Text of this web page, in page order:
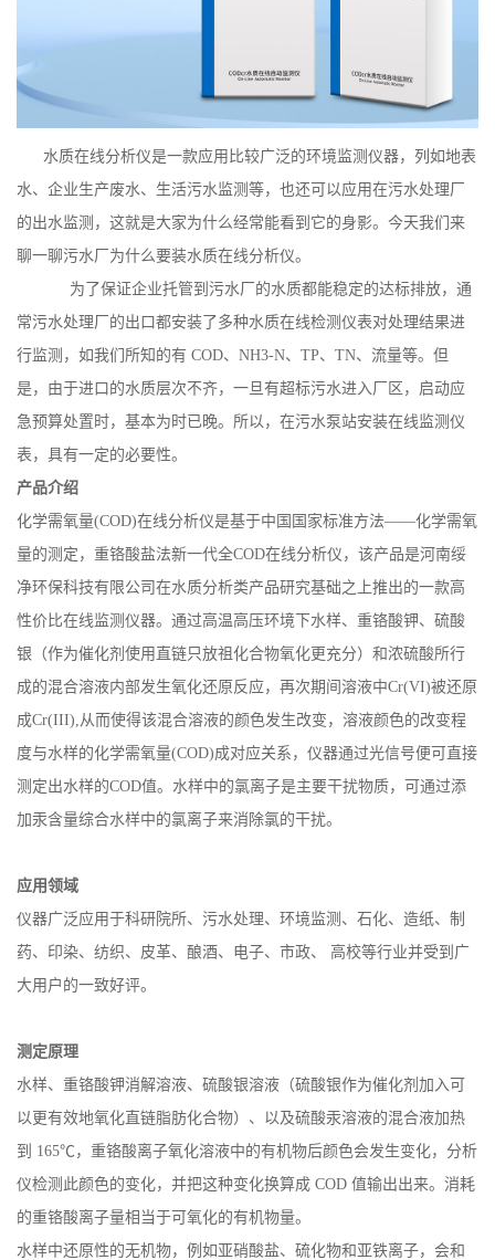
水质在线分析仪是一款应用比较广泛的环境监测仪器，列如地表
水、企业生产废水、生活污水监测等，也还可以应用在污水处理厂
的出水监测，这就是大家为什么经常能看到它的身影。今天我们来
聊一聊污水厂为什么要装水质在线分析仪。
为了保证企业托管到污水厂的水质都能稳定的达标排放，通
常污水处理厂的出口都安装了多种水质在线检测仪表对处理结果进
行监测，如我们所知的有 COD、NH3-N、TP、TN、流量等。但
是，由于进口的水质层次不齐，一旦有超标污水进入厂区，启动应
急预算处置时，基本为时已晚。所以，在污水泵站安装在线监测仪
表，具有一定的必要性。
产品介绍
化学需氧量(COD)在线分析仪是基于中国国家标准方法——化学需氧
量的测定，重铬酸盐法新一代全COD在线分析仪，该产品是河南绥
净环保科技有限公司在水质分析类产品研究基础之上推出的一款高
性价比在线监测仪器。通过高温高压环境下水样、重铬酸钾、硫酸
银（作为催化剂使用直链只放祖化合物氧化更充分）和浓硫酸所行
成的混合溶液内部发生氧化还原反应，再次期间溶液中Cr(VI)被还原
成Cr(III),从而使得该混合溶液的颜色发生改变，溶液颜色的改变程
度与水样的化学需氧量(COD)成对应关系，仪器通过光信号便可直接
测定出水样的COD值。水样中的氯离子是主要干扰物质，可通过添
加汞含量综合水样中的氯离子来消除氯的干扰。
应用领域
仪器广泛应用于科研院所、污水处理、环境监测、石化、造纸、制
药、印染、纺织、皮革、酿酒、电子、市政、
高校等行业并受到广
大用户的一致好评。
测定原理
水样、重铬酸钾消解溶液、硫酸银溶液（硫酸银作为催化剂加入可
以更有效地氧化直链脂肪化合物）、以及硫酸汞溶液的混合液加热
到 165℃，重铬酸离子氧化溶液中的有机物后颜色会发生变化，分析
仪检测此颜色的变化，并把这种变化换算成 COD 值输出出来。消耗
的重铬酸离子量相当于可氧化的有机物量。
水样中还原性的无机物，例如亚硝酸盐、硫化物和亚铁离子，会和